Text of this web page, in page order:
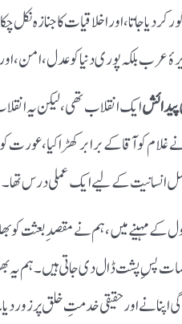
کر دیا جاتا، اور اخلاقیات کا جنازہ
بلکہ پوری دنیا کو عدل، امن، اور
ایک انقلاب تھی، لیکن یہ
کو آقا کے برابر کھڑا کیا، عورت
انسانیت کے لیے ایک عملی درس تھا۔
کے مہینے میں، ہم نے مقصدِ بعثت کو
پسِ پشت ڈال دی جاتی ہیں۔ ہم
اپنانے اور حقیقی خدمتِ خلق پر